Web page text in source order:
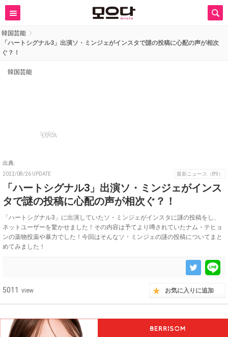
韓国芸能
「ハートシグナル3」出演ソ・ミンジェがインスタで謎の投稿に心配の声が相次
ぐ？！
韓国芸能
LUCA
出典:
2022/08/26 UPDATE 最新ニュース（89）
「ハートシグナル3」出演ソ・ミンジェがインス
タで謎の投稿に心配の声が相次ぐ？！
「ハートシグナル3」に出演していたソ・ミンジェがインスタに謎の投稿をし、
ネットユーザーを驚かせました！その内容は予てより噂されていたナム・テヒョ
ンの薬物投薬や暴力でした！今回はそんなソ・ミンジェの謎の投稿についてまと
めてみました！
5011 view お気に入りに追加